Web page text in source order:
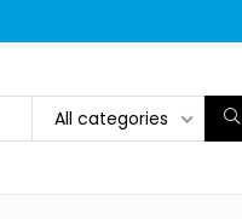
All categories